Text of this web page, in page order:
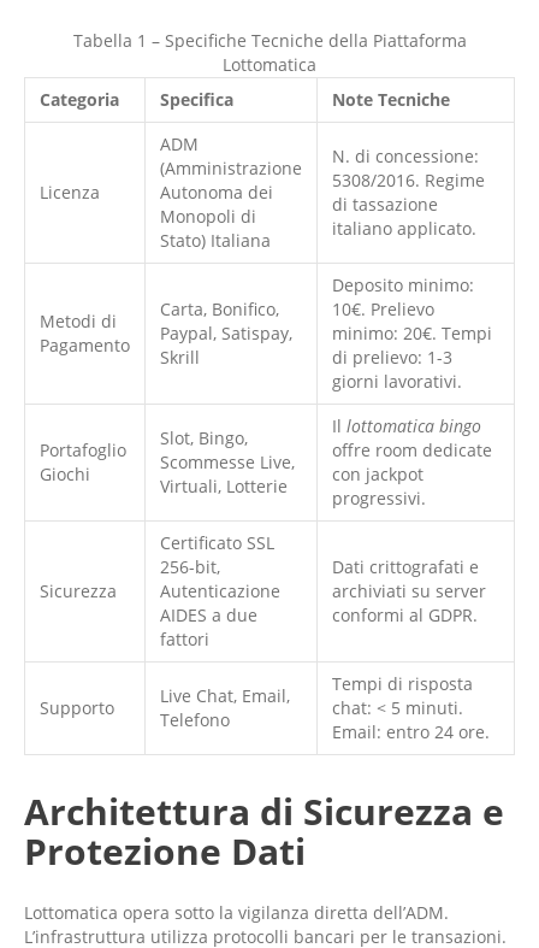
Tabella 1 – Specifiche Tecniche della Piattaforma
Lottomatica
Categoria
Specifica Note Tecniche
Licenza
ADM
(Amministrazione
Autonoma dei
Monopoli di
Stato) Italiana
N. di concessione:
5308/2016. Regime
di tassazione
italiano applicato.
Metodi di
Pagamento
Carta, Bonifico,
Paypal, Satispay,
Skrill
Deposito minimo:
10€. Prelievo
minimo: 20€. Tempi
di prelievo: 1-3
giorni lavorativi.
Portafoglio
Giochi
Slot, Bingo,
Scommesse Live,
Virtuali, Lotterie
Il lottomatica bingo
offre room dedicate
con jackpot
progressivi.
Sicurezza
Certificato SSL
256-bit,
Autenticazione
AIDES a due
fattori
Dati crittografati e
archiviati su server
conformi al GDPR.
Supporto
Live Chat, Email,
Telefono
Tempi di risposta
chat: < 5 minuti.
Email: entro 24 ore.
Architettura di Sicurezza e
Protezione Dati
Lottomatica opera sotto la vigilanza diretta dell’ADM.
L’infrastruttura utilizza protocolli bancari per le transazioni.